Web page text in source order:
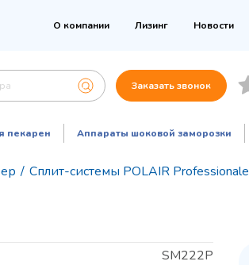
О компании Лизинг Новости
Заказать звонок
пекарен Аппараты шоковой заморозки
/ Сплит-системы POLAIR Professionale
SM222P